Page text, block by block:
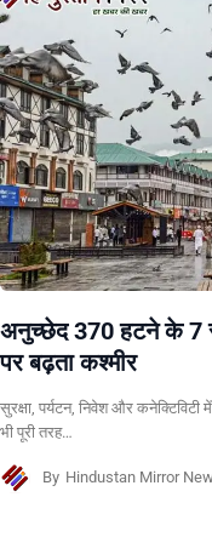
अनुच्छेद 370 हटने के 7
पर बढ़ता कश्मीर
सुरक्षा, पर्यटन, निवेश और
भी पूरी तरह…
By Hindustan Mirror